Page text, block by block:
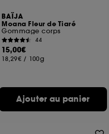
BAÏJA
Moana Fleur de Tiaré
Gommage corps
44
15,00€
18,29€ / 100g
Ajouter au panier